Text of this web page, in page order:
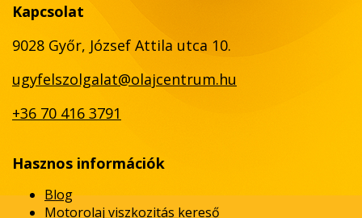
Kapcsolat
9028 Győr, József Attila utca 10.
ugyfelszolgalat@olajcentrum.hu
+36 70 416 3791
Hasznos információk
Blog
Motorolaj viszkozitás kereső